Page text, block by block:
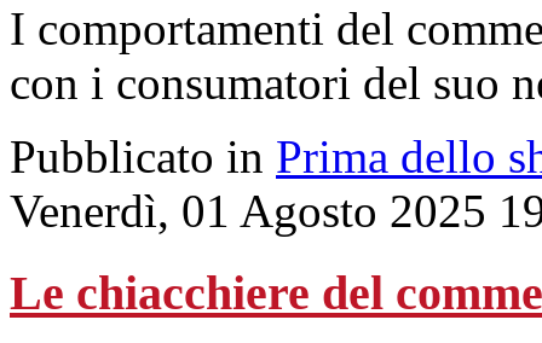
I comportamenti del
con i consumatori del suo
Pubblicato in Prima dello
Venerdì, 01 Agosto 2025
Le chiacchiere del